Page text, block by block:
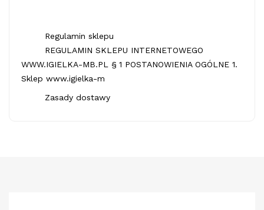
Regulamin sklepu
REGULAMIN SKLEPU INTERNETOWEGO
WWW.IGIELKA-MB.PL § 1 POSTANOWIENIA OGÓLNE 1.
Sklep www.igielka-m
Zasady dostawy